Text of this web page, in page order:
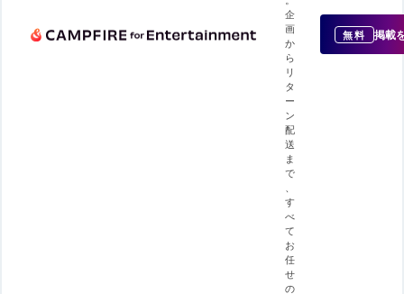
企
画
か
ら
リ
タ
ー
ン
配
送
ま
で
、
す
べ
て
お
任
せ
の
無料 掲載